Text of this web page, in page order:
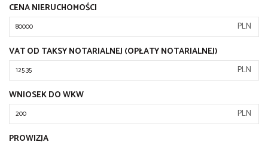
CENA NIERUCHOMOŚCI
PLN
VAT OD TAKSY NOTARIALNEJ (OPŁATY NOTARIALNEJ)
PLN
WNIOSEK DO WKW
PLN
PROWIZJA